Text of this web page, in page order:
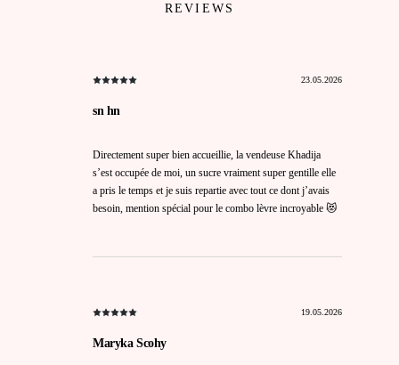
REVIEWS
23.05.2026
sn hn
Directement super bien accueillie, la vendeuse Khadija
s’est occupée de moi, un sucre vraiment super gentille elle
a pris le temps et je suis repartie avec tout ce dont j’avais
besoin, mention spécial pour le combo lèvre incroyable 😻
19.05.2026
Maryka Scohy